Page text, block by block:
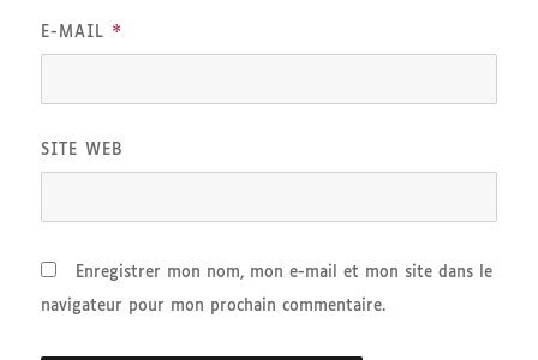
E-MAIL *
SITE WEB
Enregistrer mon nom, mon e-mail et mon site dans le
navigateur pour mon prochain commentaire.